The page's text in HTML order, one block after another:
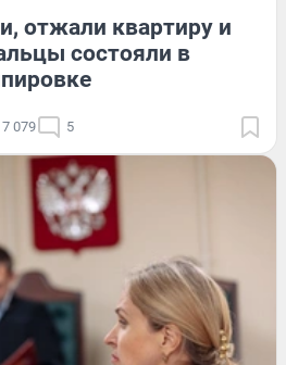
отжали квартиру и
состояли в
7 079 5